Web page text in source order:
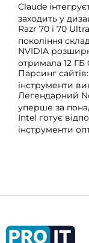
Claude
заходить у
Razr 70 і 70
покоління
NVIDIA
отримала 12 ГБ
Парсинг
інструменти
Легендарний
уперше за
Intel готує
інструменти